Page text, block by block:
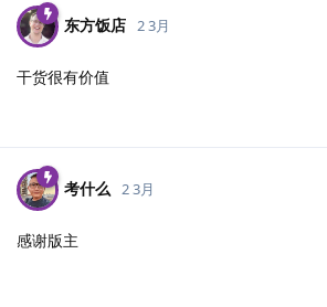
东方饭店 2 3月
干货很有价值
考什么 2 3月
感谢版主